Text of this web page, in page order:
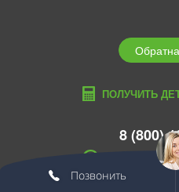
ПОЛУЧИТЬ
8 (800)
Позвонить